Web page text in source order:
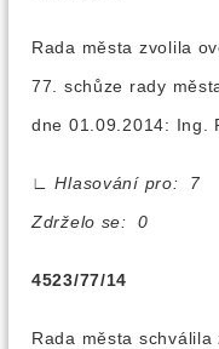
Rada města zvolila
77. schůze rady
dne 01.09.2014: Ing.
∟
Hlasování
Zdrželo se: 0
4523/77/14
Rada města